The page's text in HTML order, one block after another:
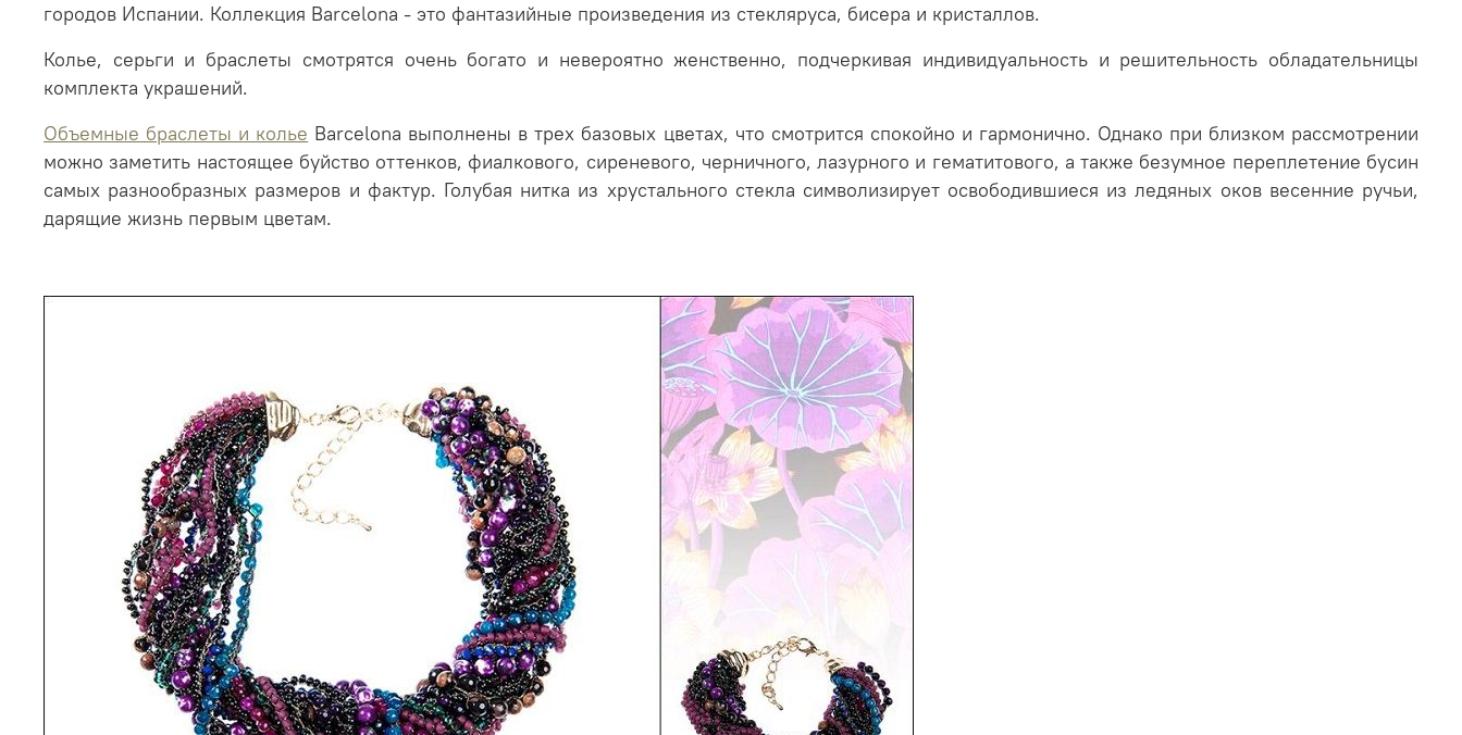
городов Испании. Коллекция Barcelona - это фантазийные произведения из стекляруса, бисера и кристаллов.
Колье, серьги и браслеты смотрятся очень богато и невероятно женственно, подчеркивая индивидуальность и решительность обладательницы
комплекта украшений.
Объемные браслеты и колье Barcelona выполнены в трех базовых цветах, что смотрится спокойно и гармонично. Однако при близком рассмотрении
можно заметить настоящее буйство оттенков, фиалкового, сиреневого, черничного, лазурного и гематитового, а также безумное переплетение бусин
самых разнообразных размеров и фактур. Голубая нитка из хрустального стекла символизирует освободившиеся из ледяных оков весенние ручьи,
дарящие жизнь первым цветам.